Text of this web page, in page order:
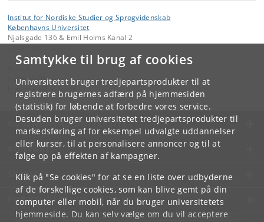
Samtykke til brug af cookies
Universitetet bruger tredjepartsprodukter til at
registrere brugernes adfærd på hjemmesiden
(statistik) for løbende at forbedre vores service.
Desuden bruger universitetet tredjepartsprodukter til
markedsføring af for eksempel udvalgte uddannelser
eller kurser, til at personalisere annoncer og til at
følge op på effekten af kampagner.
Klik på "Se cookies" for at se en liste over udbyderne
af de forskellige cookies, som kan blive gemt på din
computer eller mobil, når du bruger universitetets
hjemmeside. Du kan selv vælge om du vil acceptere
Institut for Nordiske Studier og Sprogvidenskab
Københavns Universitet
Njalsgade 136 & Emil Holms Kanal 2
Heidi McGhee
KØBENHAVNS UNIVERSITET
KONTAKT
SERVICES
FOR STUDERENDE OG ANSATTE